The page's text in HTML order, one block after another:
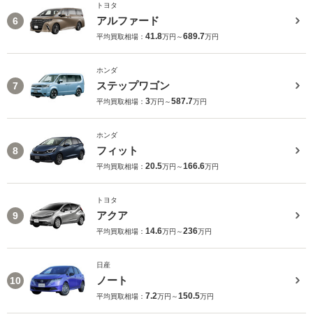
6
トヨタ
アルファード
平均買取相場： 41.8万円～689.7万円
7
ホンダ
ステップワゴン
平均買取相場： 3万円～587.7万円
8
ホンダ
フィット
平均買取相場： 20.5万円～166.6万円
9
トヨタ
アクア
平均買取相場： 14.6万円～236万円
10
日産
ノート
平均買取相場： 7.2万円～150.5万円